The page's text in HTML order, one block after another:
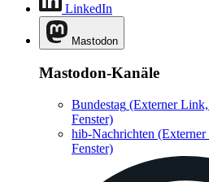
LinkedIn
Mastodon
Mastodon-Kanäle
Bundestag (Externer
Fenster)
hib-Nachrichten
Fenster)